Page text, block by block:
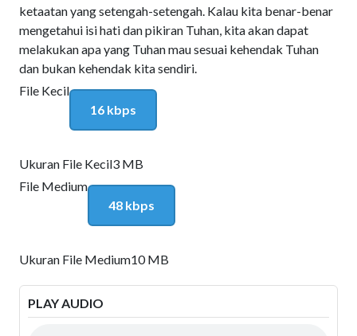
ketaatan yang setengah-setengah. Kalau kita benar-benar
mengetahui isi hati dan pikiran Tuhan, kita akan dapat
melakukan apa yang Tuhan mau sesuai kehendak Tuhan
dan bukan kehendak kita sendiri.
File Kecil
16 kbps
Ukuran File Kecil3 MB
File Medium
48 kbps
Ukuran File Medium10 MB
PLAY AUDIO